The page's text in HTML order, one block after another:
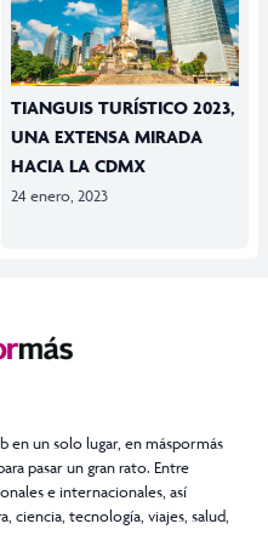
TIANGUIS TURÍSTICO 2023,
UNA EXTENSA MIRADA
HACIA LA CDMX
24 enero, 2023
un solo lugar, en máspormás
pasar un gran rato. Entre
e internacionales, así
tecnología, viajes, salud,